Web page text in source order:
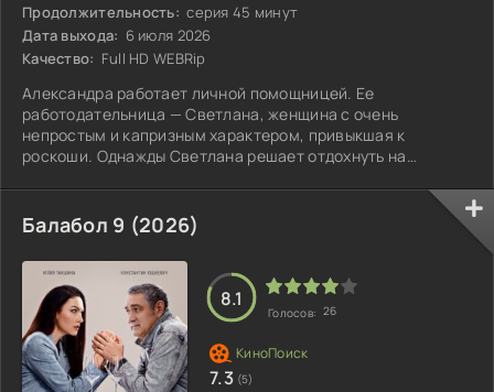
Продолжительность: серия 45 минут
Дата выхода: 6 июля 2026
Качество: Full HD WEBRip
Александра работает личной помощницей. Ее
работодательница — Светлана, женщина с очень
непростым и капризным характером, привыкшая к
роскоши. Однажды Светлана решает отдохнуть на
девушка становится заложницей бесконечных
требований, которые должна выполнять беспрекословно.
Балабол 9 (2026)
8.1
Голосов: 26
7.3 (5)